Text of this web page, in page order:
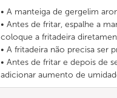
• A manteiga de gergelim
• Antes de fritar, espalhe a
coloque a fritadeira
• A fritadeira não precisa ser
• Antes de fritar e depois de
adicionar aumento de